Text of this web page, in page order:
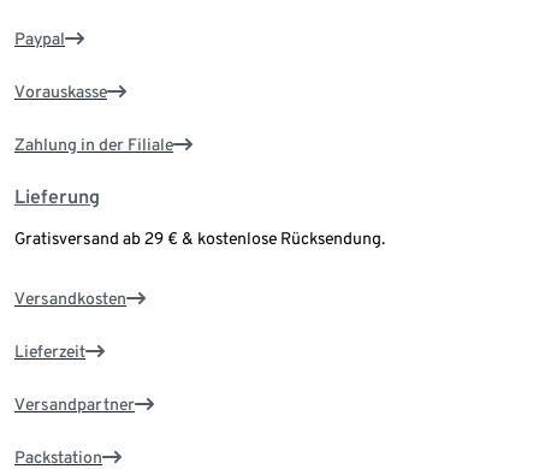
Paypal
Vorauskasse
Zahlung in der Filiale
Lieferung
Gratisversand ab 29 € & kostenlose Rücksendung.
Versandkosten
Lieferzeit
Versandpartner
Packstation